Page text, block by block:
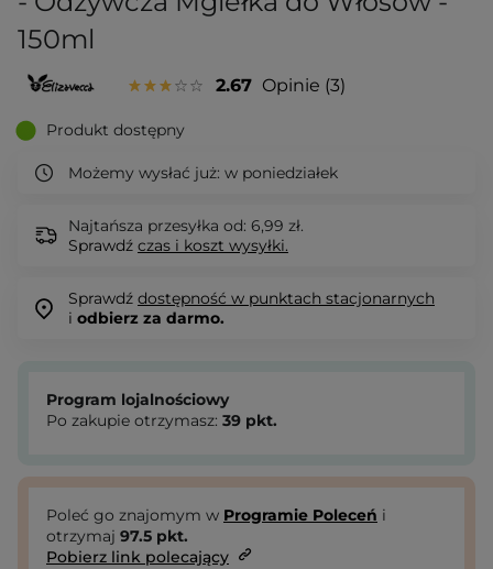
150ml
2.67 Opinie 3
Produkt dostępny
Możemy wysłać już: w poniedziałek
Najtańsza przesyłka od: 6,99 zł.
Sprawdź czas i koszt wysyłki.
Sprawdź dostępność w punktach stacjonarnych
i odbierz za darmo.
Program lojalnościowy
Po zakupie otrzymasz: 39 pkt.
Poleć go znajomym w Programie Poleceń i
otrzymaj 97.5 pkt.
Pobierz link polecający